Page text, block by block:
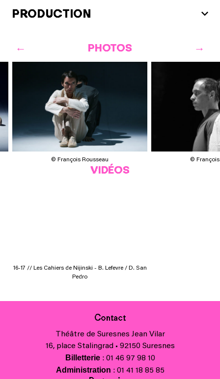
PRODUCTION
PHOTOS
© François Rousseau © François
VIDÉOS
16-17 // Les Cahiers de Nijinski - B. Lefevre / D. San
Pedro
Contact
Théâtre de Suresnes Jean Vilar
16, place Stalingrad • 92150 Suresnes
Billetterie: 01 46 97 98 10
Administration : 01 41 18 85 85